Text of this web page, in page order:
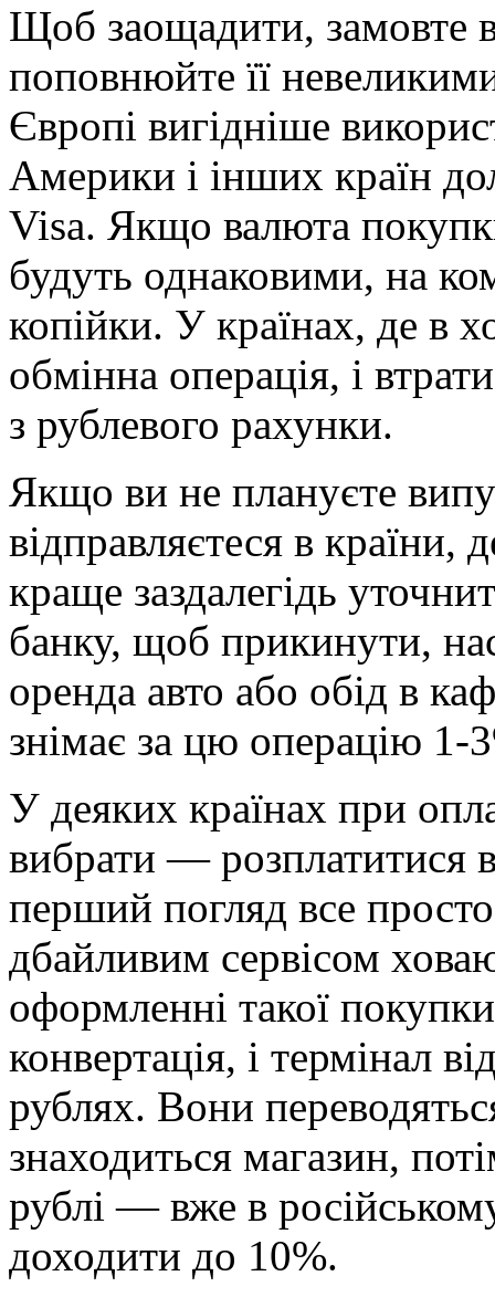
Щоб заощадити, замовте
поповнюйте її
Європі вигідніше
Америки і інших країн
Visa. Якщо валюта
будуть однаковими, на
копійки. У країнах, де в
обмінна операція, і
з рублевого рахунки.
Якщо ви не плануєте
відправляєтеся в країни,
краще заздалегідь
банку, щоб прикинути,
оренда авто або обід в
знімає за цю операцію 1-
У деяких країнах при
вибрати — розплатитися
перший погляд все
дбайливим сервісом
оформленні такої
конвертація, і термінал
рублях. Вони
знаходиться магазин,
рублі — вже в
доходити до 10%.